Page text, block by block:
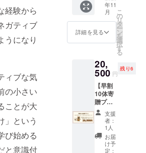
経験から
ガティブ
うになり
ィブな気
の小さい
ことが大
」という
び始める
と意識付
量：5点
・サイ
ズ：約
53cm
おも
ちゃ
ぱっく
ん5体を
児童養
護施設
に寄贈
いたし
ます。
寄贈先
の児童
年11
月
詳細を見る
こ
の
リ
タ
ー
ン
を
選
択
す
る
20,
500 円
残り6
【早割
10体寄
贈プラ
ン】 数
量限
定、早
割寄贈
プラン
です！
支援
者：
1人
お届
け予
定：